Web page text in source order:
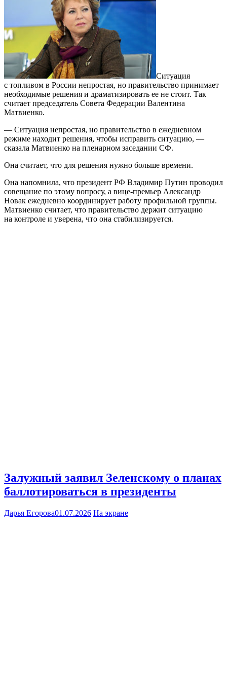
Ситуация
с топливом в России непростая, но правительство принимает
необходимые решения и драматизировать ее не стоит. Так
считает председатель Совета Федерации Валентина
Матвиенко.
— Ситуация непростая, но правительство в ежедневном
режиме находит решения, чтобы исправить ситуацию, —
сказала Матвиенко на пленарном заседании СФ.
Она считает, что для решения нужно больше времени.
Она напомнила, что президент РФ Владимир Путин проводил
совещание по этому вопросу, а вице-премьер Александр
Новак ежедневно координирует работу профильной группы.
Матвиенко считает, что правительство держит ситуацию
на контроле и уверена, что она стабилизируется.
Залужный заявил Зеленскому о планах
баллотироваться в президенты
Дарья Егорова01.07.2026 На экране